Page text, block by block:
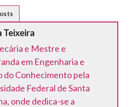
Teixeira
e Mestre e
em Engenharia e
do Conhecimento pela
Federal de Santa
onde dedica-se a